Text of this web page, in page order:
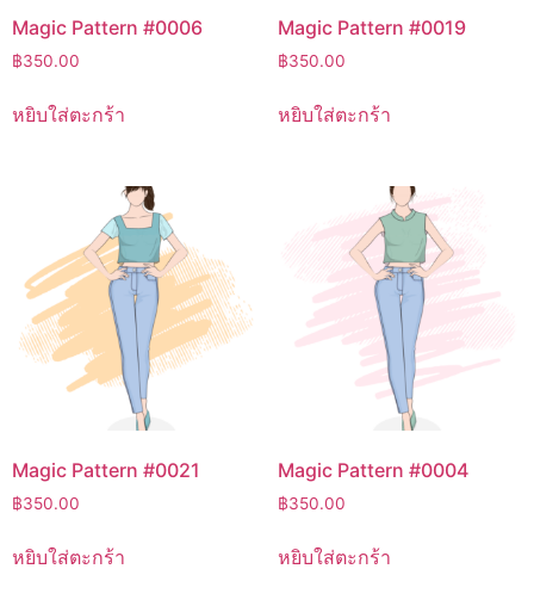
Magic Pattern #0006
฿350.00
หยิบใส่ตะกร้า
Magic Pattern #0019
฿350.00
หยิบใส่ตะกร้า
Magic Pattern #0021
฿350.00
หยิบใส่ตะกร้า
Magic Pattern #0004
฿350.00
หยิบใส่ตะกร้า